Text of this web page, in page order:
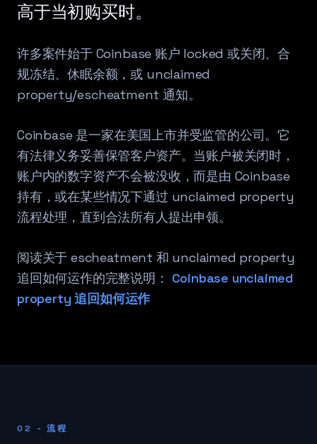
高于当初购买时。
许多案件始于 Coinbase 账户 locked 或关闭、合
规冻结、休眠余额，或 unclaimed
property/escheatment 通知。
Coinbase 是一家在美国上市并受监管的公司。它
有法律义务妥善保管客户资产。当账户被关闭时，
账户内的数字资产不会被没收，而是由 Coinbase
持有，或在某些情况下通过 unclaimed property
流程处理，直到合法所有人提出申领。
阅读关于 escheatment 和 unclaimed property
追回如何运作的完整说明：
Coinbase unclaimed
property 追回如何运作
02 - 流程